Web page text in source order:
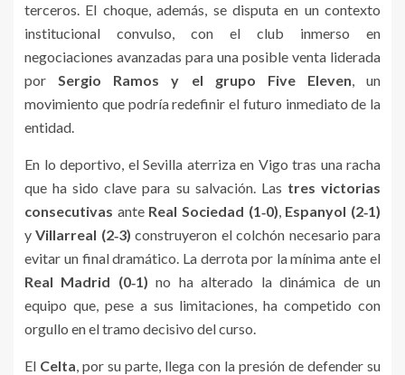
terceros. El choque, además, se disputa en un contexto
institucional convulso, con el club inmerso en
negociaciones avanzadas para una posible venta liderada
porSergio Ramos y el grupo Five Eleven, un
movimiento que podría redefinir el futuro inmediato de la
entidad.
En lo deportivo, el Sevilla aterriza en Vigo tras una racha
que ha sido clave para su salvación. Las tres victorias
consecutivas ante Real Sociedad (1‑0), Espanyol (2‑1)
yVillarreal (2‑3) construyeron el colchón necesario para
evitar un final dramático. La derrota por la mínima ante el
Real Madrid (0‑1) no ha alterado la dinámica de un
equipo que, pese a sus limitaciones, ha competido con
orgullo en el tramo decisivo del curso.
El Celta, por su parte, llega con la presión de defender su